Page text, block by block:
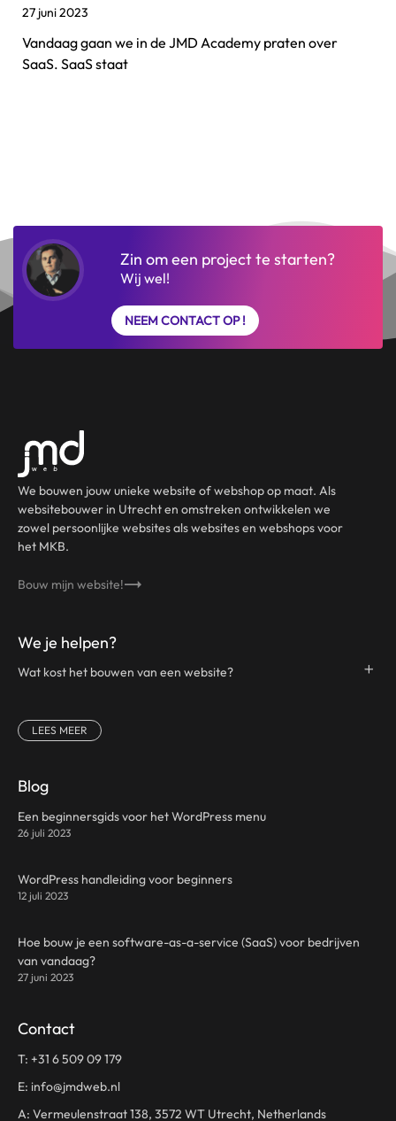
27 juni 2023
Vandaag gaan we in de JMD Academy praten over
SaaS. SaaS staat
Zin om een project te starten?
Wij wel!
NEEM CONTACT OP !
We bouwen jouw unieke website of webshop op maat. Als
websitebouwer in Utrecht en omstreken ontwikkelen we
zowel persoonlijke websites als websites en webshops voor
het MKB.
Bouw mijn website!
We je helpen?
Wat kost het bouwen van een website?
LEES MEER
Blog
Een beginnersgids voor het WordPress menu
26 juli 2023
WordPress handleiding voor beginners
12 juli 2023
Hoe bouw je een software-as-a-service (SaaS) voor bedrijven
van vandaag?
27 juni 2023
Contact
T: +31 6 509 09 179
E: info@jmdweb.nl
A: Vermeulenstraat 138, 3572 WT Utrecht, Netherlands